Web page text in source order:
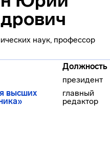
наук, профессор
Должность
президент
высших
главный
редактор